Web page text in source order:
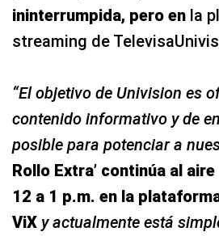
ininterrumpida, pero en la
streaming de
“El objetivo de Univision es
contenido informativo y de
posible para potenciar a
Rollo Extra’ continúa al
12 a 1 p.m. en la
ViX y actualmente está